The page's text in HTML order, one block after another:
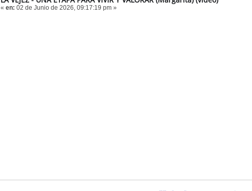
« en: 02 de Junio de 2026, 09:17:19 pm »